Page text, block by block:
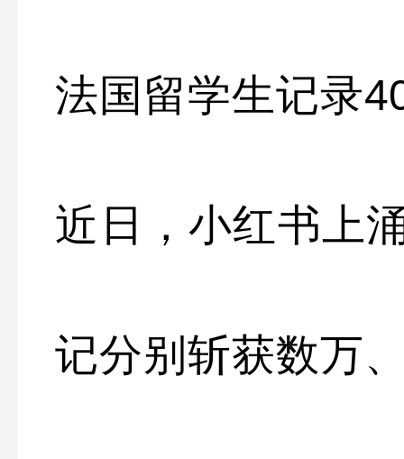
法国留学生记录
近日，小红书上
记分别斩获数万